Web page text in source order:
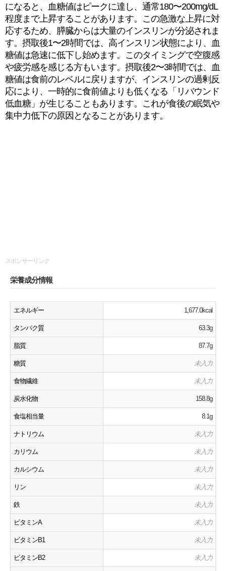
になると、血糖値はピークに達し、通常180〜200mg/dL
程度まで上昇することがあります。この急激な上昇に対
応するため、膵臓からは大量のインスリンが分泌されま
す。摂取後1〜2時間では、高インスリン状態により、血
糖値は急速に低下し始めます。このタイミングで空腹感
や疲労感を感じる方もいます。摂取後2〜3時間では、血
糖値は食前のレベルに戻りますが、インスリンの過剰反
応により、一時的に食前値よりも低くなる「リバウンド
低血糖」が生じることもあります。これが食後の眠気や
集中力低下の原因となることがあります。
スポンサーリンク
栄養成分情報
エネルギー 1,677.0kcal
タンパク質 63.3g
脂質 87.7g
糖質 未入力
食物繊維 未入力
炭水化物 158.8g
食塩相当量 8.1g
ナトリウム 未入力
カリウム 未入力
カルシウム 未入力
リン 未入力
鉄 未入力
ビタミンA 未入力
ビタミンB1 未入力
ビタミンB2 未入力